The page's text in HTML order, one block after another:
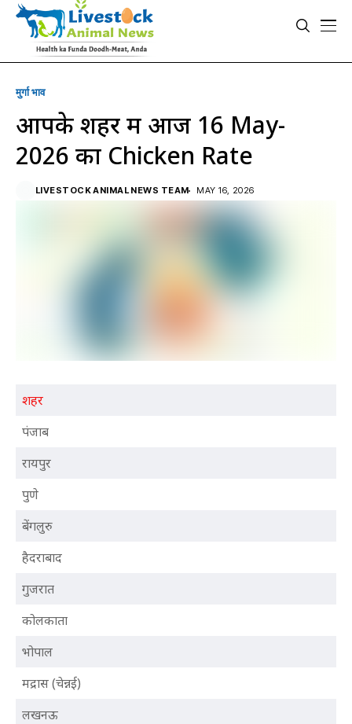
मुर्गा भाव
आपके शहर में आज 16 May-
2026 का Chicken Rate
LIVESTOCK ANIMAL NEWS TEAM MAY 16, 2026
शहर
पंजाब
रायपुर
पुणे
बेंगलुरु
हैदराबाद
गुजरात
कोलकाता
भोपाल
मद्रास (चेन्नई)
लखनऊ